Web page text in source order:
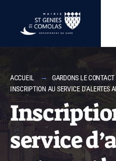
ACCUEIL
GARDONS LE CONTACT
INSCRIPTION AU SERVICE D’ALERTES
service